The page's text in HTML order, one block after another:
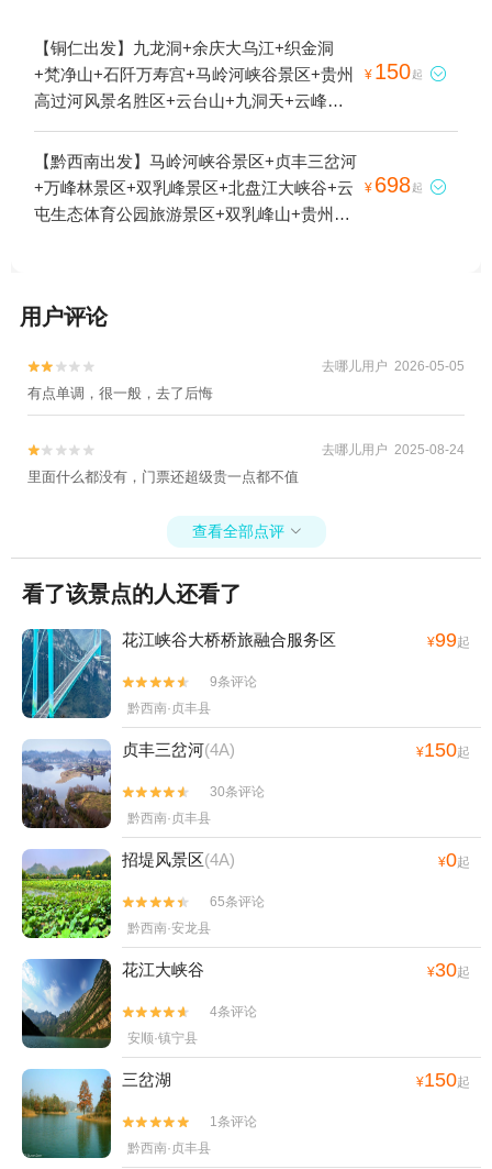
【铜仁出发】九龙洞+余庆大乌江+织金洞
+梵净山+石阡万寿宫+马岭河峡谷景区+贵州
高过河风景名胜区+云台山+九洞天+云峰屯
堡景区+荔波樟江风景名胜区+杉木河漂流
+百里杜鹃风景区+西江温泉度假村+青龙洞
+斗篷山景区+黔南蛤蚌河+黄果树景区+妥乐
古银杏+乌江小山城+天下苗城·苗王城+镇远
庆乌江龚滩旅游度假区+黔东南州民族博物馆
自然保护区+贵州龙里大草原景区+大洞竹海
+铜仁文笔峰+㵲阳河风景名胜区+西江千户
苗寨+乌江+红云金顶+荔波小七孔景区+黄果
树漂流+黄果树神龙洞+万峰湖+荔波大七孔
景区+陡坡塘瀑布+万峰林景区+金海雪山+铜
+贵州梵净山佛教文化苑+玉舍国家森林公园
+紫林山国际旅游度假区+瑶山古寨+云林仙
碑林+乌江山峡+㵲阳河风景名胜区-已下线
+三岔湖+黄果树水帘洞+贵州宣慰府+潜龙洞
+铜仁大峡谷+马岭河峡谷漂流+乌江源百里
画廊+云龙洞+毕节黔西景区+织金大峡谷+红
果树+贵州黔东南旅游直通车+云舍景区+乌
蒙大草原+西江苗族博物馆+镇远石屏山+油
杉河景区+乌江夜游明珠2号+斗篷山温泉+寨
沙侗寨+黔南本地玩乐+巫山峡谷旅游景区
+西江乌利大峡谷漂流+丹寨万达小镇+红水
河+独山天洞景区+福泉古城文化旅游景区
+二十四道拐+都匀秦汉影视城+云谷生态园
+中华民俗欢乐谷+恐龙乐园+贵州九仙旅游
景区+杉木湖景区+梅花山旅游景区+野玉海
玻璃天桥+高荡千年布依古寨文化旅游景区
+荔波颠倒博物馆+仙人街景区+梵净山公园
+安顺旧州古镇+巫山峡谷旅游景区-已下线
+神骏欢乐世界+龙里水乡+乌江黎芝峡旅游
景区+丹寨万达锦华温泉酒店云沁温泉+杉木
河+佛顶山生态旅游区+乌江秘境新滩景区
+云屯生态体育公园旅游景区+剑河温泉体验
馆+黄果树大瀑布夜游+贵州毕节鸡鸣三省旅
游景区+贵州乌江寨国际旅游度假区+荔波古
¥ 150起 
【黔西南出发】马岭河峡谷景区+贞丰三岔河
+万峰林景区+双乳峰景区+北盘江大峡谷+云
屯生态体育公园旅游景区+双乳峰山+贵州户
¥ 698起 
用户评论

 去哪儿用户 2026-05-05
有点单调，很一般，去了后悔

 去哪儿用户 2025-08-24
里面什么都没有，门票还超级贵一点都不值
查看全部点评 
看了该景点的人还看了
花江峡谷大桥桥旅融合服务区 ¥99起


9条评论
黔西南·贞丰县
贞丰三岔河(4A) ¥150起


30条评论
黔西南·贞丰县
招堤风景区(4A) ¥0起


65条评论
黔西南·安龙县
花江大峡谷 ¥30起


4条评论
安顺·镇宁县
三岔湖 ¥150起


1条评论
黔西南·贞丰县